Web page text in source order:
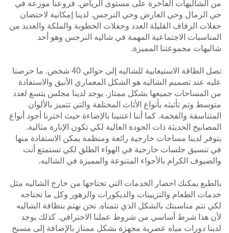
من الشاليهات الفاخرة على مستوى الرياض. فروعنا موزعة في
حي الرمال وحي العارض وحي النرجس. لدينا إمكانية لاحتضان
حفلات الزفاف القليلة العدد وحفلات الخطوبة والملكة والعديد من
المناسبات الاجتماعية المهمة في شاليه النرجس وهو أحد
شاليهات مجموعتنا المميزة.
تصل الطاقة الاستيعابية للشاليه إلى حوالي 40 شخص. ما حرصنا
عليه عند تصميم الشاليه هو الشكل المعماري الأنيق والاستفادة
من المساحات جميعها بشكل ممتاز. يوجد لدينا مجلس يتسع لعدد
متوسط وتم تأثيثه بأنواع الأثاث المختلفة والتي تتميز بالألوان
المتناسقة والفخمة. كما أننا اعتنينا بالإضاءة حيث اخترنا أجود أنواع
المصابيح الحديثة ذات الجودة العالية لكي تكون الإنارة مثالية.
يتوفر لدينا مساحات خارجية رائعة ومنظمة يمكن الاستفادة منها
في تنسيق جلسات خارجية في الهواء الطلق لكي تستمتع أنت
والضيوف الكرام بالأجواء المتنوعة والمميزة في الشاليه.
بالطبع يمكنك احضار الخدمات التي تحتاجها من خارج الشاليه مثل
خدمات الطعام والتزيينات والديكورات والزهور وكل ما تحتاجه
لكي تتم مناسبتك بالشكل الذي تتمناه. نحن نهتم بنظافة الشاليه
لأن هذا شرط أساسي من شروط عملنا الاحترافي. كذلك يوجد
لدينا دورات مياه عصرية مجهزة بشكل ممتاز بالإضافة إلى مسبح